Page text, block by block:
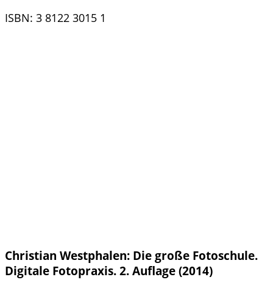
ISBN: 3 8122 3015 1
Christian Westphalen: Die große Fotoschule.
Digitale Fotopraxis. 2. Auflage (2014)